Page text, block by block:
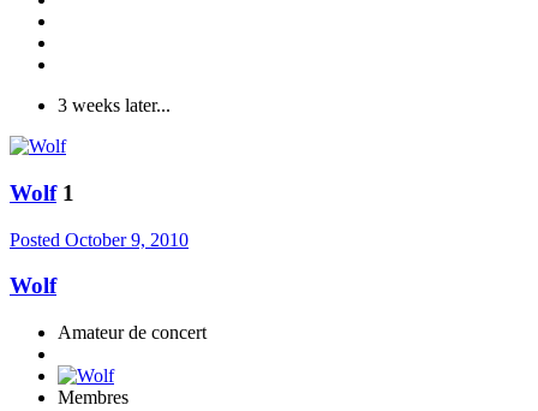
3 weeks later...
Wolf 1
Posted October 9, 2010
Wolf
Amateur de concert
Membres